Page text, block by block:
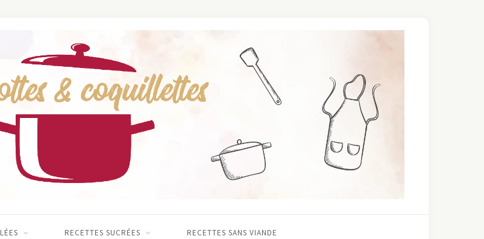
RECETTES SUCRÉES RECETTES SANS VIANDE